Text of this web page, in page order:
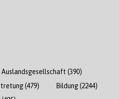
Auslandsgesellschaft (390)
(479) Bildung(2244)